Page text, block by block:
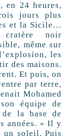
en 24 heures,
jours plus
et la Sicile…
cratère noir
même sur
les
des maisons.
Et puis, on
par terre,
Mohamed
équipe de
la base de
années. « Il y
un soleil. Puis